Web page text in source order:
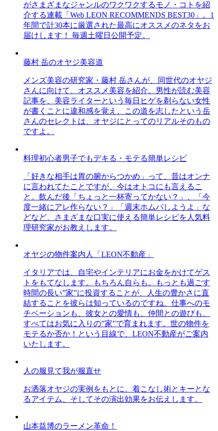
がさまざまなジャンルのワクワクするモノ・コトを紹
介する連載「Web LEON RECOMMENDS BEST30」。1
年間で計30本に厳選された最高にオススメのネタをお
届けします！ 毎週土曜日公開予定。
藤村 岳のオヤジ美容道
メンズ美容の研究家・藤村 岳さんが、同世代のオヤジ
さんに向けて、オススメ美容を紹介。男性が読む美容
記事を、美容ライターという毎日ヒゲを剃らない女性
が書くことに違和感を覚え、この道を志したという岳
さんのセレクトは、オヤジにとってのリアルそのもの
ですよ。
料理初心者男子でもデキる・モテる簡単レシピ
「好きな相手は胃の腑からつかめ」って、昔はオンナ
に言われてたことですが、今はオトコにも言えるこ
と。飲んだ後「ちょっと一杯寄ってかない？」、「今
度一緒にアレ作らない？」「週末ホムパしようよ」な
どなど、さまざまな口実に使える簡単レシピを人気料
理研究家がお教えします。
オヤジの物件案内人「LEON不動産」
イタリアでは、自宅やインテリアにお金をかけてゲス
トをもてなします。もちろん自らも。もっとも過ごす
時間の長い”家”に投資することが、人生の豊かさに直
結することを彼らは知っているのですね。仕事へのモ
チベーションも、彼女との愛情も、仲間との遊びも、
すべてはお気に入りの”家”で育まれます。世の物件を
モテるか否か！という目線で、LEON不動産がご案内
いたします。
人の服見て我が服直せ
お洒落オヤジの実例をもとに、着こなし術とキーとな
るアイテム、そしてその演出効果をお伝えします。
山本益博のラーメン革命！